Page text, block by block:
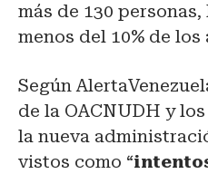
más de 130
menos del 10% de
Según
de la OACNUDH y
la nueva
vistos como “